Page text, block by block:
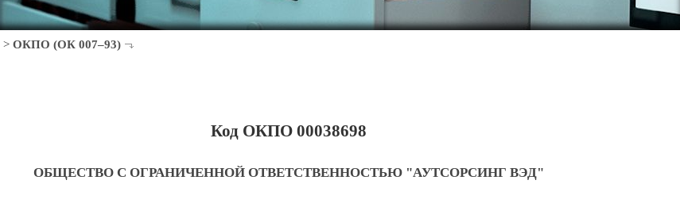
> ОКПО (ОК 007–93)
Код ОКПО 00038698
ОБЩЕСТВО С ОГРАНИЧЕННОЙ ОТВЕТСТВЕННОСТЬЮ "АУТСОРСИНГ ВЭД"